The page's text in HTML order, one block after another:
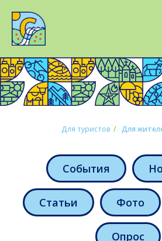
Для туристов / Для
События
Статьи Фото
Опрос